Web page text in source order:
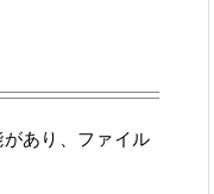
あり、ファイル